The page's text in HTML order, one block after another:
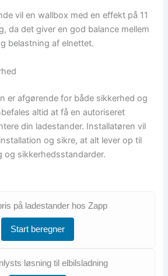
vil en wallbox med en effekt på 11
da det giver en god balance mellem
belastning af elnettet.
er afgørende for både sikkerhed og
altid at få en autoriseret
din ladestander. Installatøren vil
og sikre, at alt lever op til
sikkerhedsstandarder.
på ladestander hos Zapp
Start beregner
løsning til elbilsladning